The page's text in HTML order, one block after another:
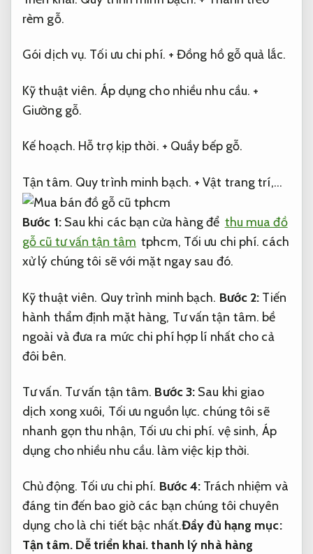
rèm gỗ.
Gói dịch vụ. Tối ưu chi phí. + Đồng hồ gỗ quả lắc.
Kỹ thuật viên. Áp dụng cho nhiều nhu cầu. +
Giường gỗ.
Kế hoạch. Hỗ trợ kịp thời. + Quầy bếp gỗ.
Tận tâm. Quy trình minh bạch. + Vật trang trí,…
Bước 1:Sau khi các bạn cửa hàng để thu mua đồ
gỗ cũ tư vấn tận tâm tphcm, Tối ưu chi phí. cách
xử lý chúng tôi sẽ với mặt ngay sau đó.
Kỹ thuật viên. Quy trình minh bạch. Bước 2: Tiến
hành thẩm định mặt hàng, Tư vấn tận tâm. bề
ngoài và đưa ra mức chi phí hợp lí nhất cho cả
đôi bên.
Tư vấn. Tư vấn tận tâm. Bước 3: Sau khi giao
dịch xong xuôi, Tối ưu nguồn lực. chúng tôi sẽ
nhanh gọn thu nhận, Tối ưu chi phí. vệ sinh, Áp
dụng cho nhiều nhu cầu. làm việc kịp thời.
Chủ động. Tối ưu chi phí. Bước 4: Trách nhiệm và
đáng tin đến bao giờ các bạn chúng tôi chuyên
dụng cho là chi tiết bậc nhất.Đầy đủ hạng mục:
Tận tâm. Dễ triển khai.thanh lý nhà hàng